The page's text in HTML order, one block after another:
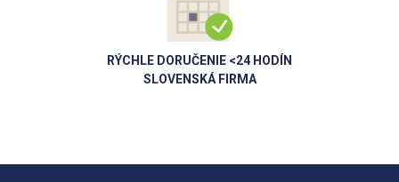
RÝCHLE DORUČENIE <24 HODÍN
SLOVENSKÁ FIRMA